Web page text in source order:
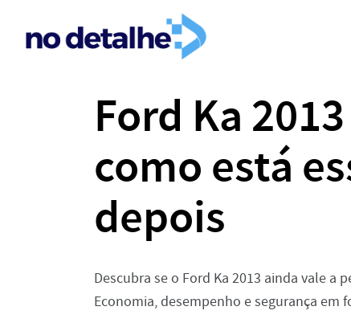
Ford Ka
como está
depois
Descubra se o Ford Ka 2013 ainda vale a
Economia, desempenho e segurança em